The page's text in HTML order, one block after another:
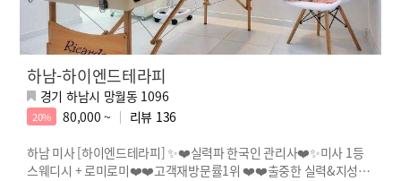
하남-하이엔드테라피
경기 하남시 망월동 1096
20% 80,000 ~ 리뷰 136
하남 미사 [하이엔드테라피] ✨❤️실력파 한국인 관리사❤️✨미사 1등
스웨디시 + 로미로미❤️❤️고객재방문률1위 ❤️❤️출중한 실력&지성✨